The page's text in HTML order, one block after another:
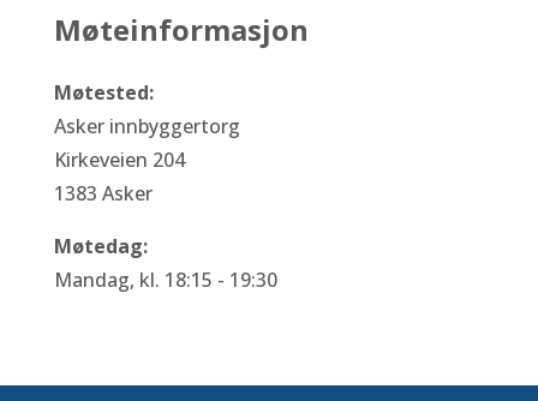
Møteinformasjon
Møtested:
Asker innbyggertorg
Kirkeveien 204
1383 Asker
Møtedag:
Mandag, kl. 18:15 - 19:30